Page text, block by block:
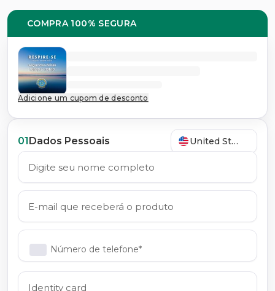
01Dados Pessoais United States
Número de telefone*
COMPRA 100% SEGURA
Adicione um cupom de desconto